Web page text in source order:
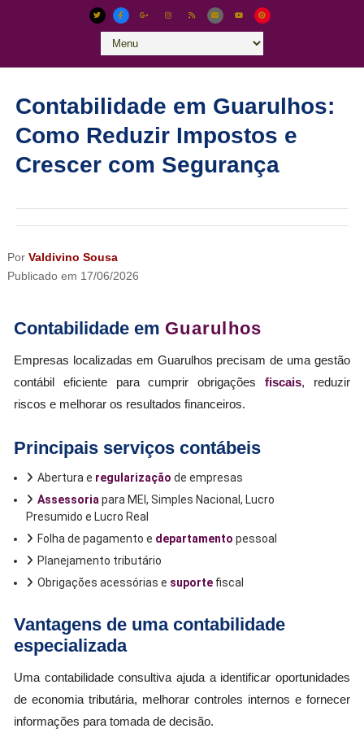
Contabilidade em Guarulhos:
Como Reduzir Impostos e
Crescer com Segurança
Por Valdivino Sousa
Publicado em 17/06/2026
Contabilidade em Guarulhos
Empresas localizadas em Guarulhos precisam de uma gestão
contábil eficiente para cumprir obrigaçõesfiscais, reduzir
riscos e melhorar os resultados financeiros.
Principais serviços contábeis
Abertura e regularização de empresas
Assessoria para MEI, Simples Nacional, Lucro
Presumido e Lucro Real
Folha de pagamento e departamento pessoal
Planejamento tributário
Obrigações acessórias e suportefiscal
Vantagens de uma contabilidade
especializada
Uma contabilidade consultiva ajuda a identificar oportunidades
de economia tributária, melhorar controles internos e fornecer
informações para tomada de decisão.